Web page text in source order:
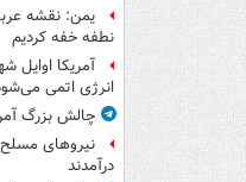
یمن: نقشه
نطفه خفه کردیم
آمریکا اوایل
انرژی اتمی
چالش بزرگ
نیروهای
درآمدند